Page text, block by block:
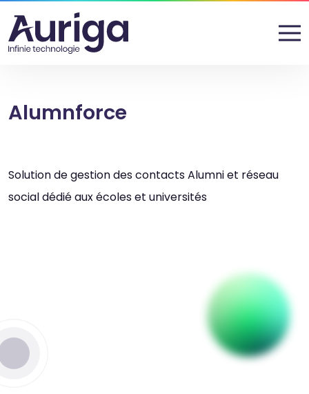
Alumnforce
Solution de gestion des contacts Alumni et réseau
social dédié aux écoles et universités